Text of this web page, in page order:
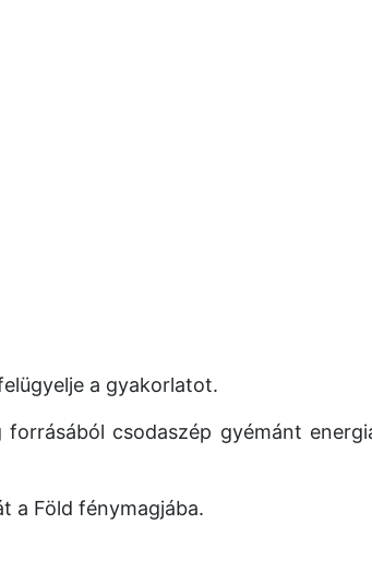
a gyakorlatot.
csodaszép gyémánt
a Föld fénymagjába.